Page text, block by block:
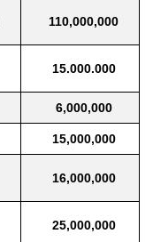
110,000,000
15.000.000
6,000,000
15,000,000
16,000,000
25,000,000